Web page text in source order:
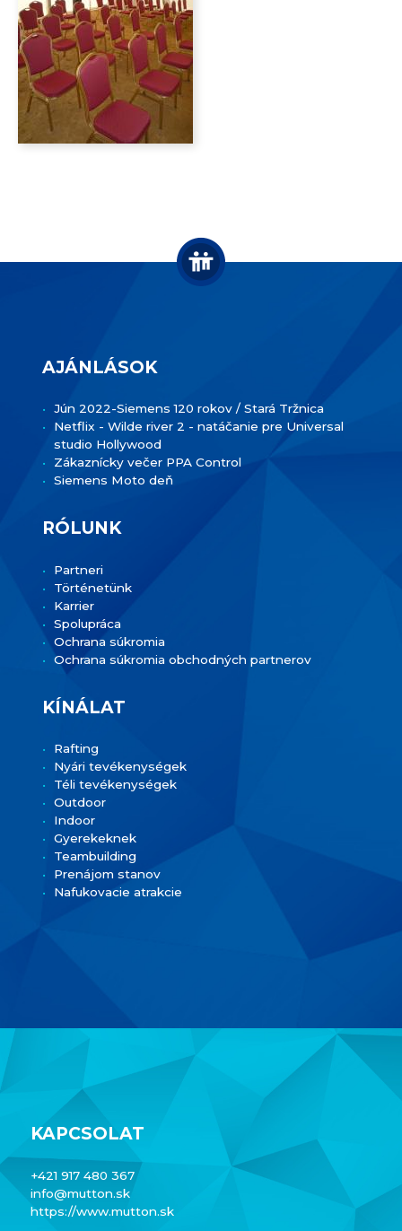
KAPCSOLAT
+421 917 480 367
info@mutton.sk
https://www.mutton.sk
AJÁNLÁSOK
Jún 2022-Siemens 120 rokov / Stará Tržnica
Netflix - Wilde river 2 - natáčanie pre Universal
studio Hollywood
Zákaznícky večer PPA Control
Siemens Moto deň
RÓLUNK
Partneri
Történetünk
Karrier
Spolupráca
Ochrana súkromia
Ochrana súkromia obchodných partnerov
KÍNÁLAT
Rafting
Nyári tevékenységek
Téli tevékenységek
Outdoor
Indoor
Gyerekeknek
Teambuilding
Prenájom stanov
Nafukovacie atrakcie